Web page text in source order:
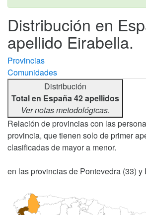
Distribución en
apellido Eirabella.
Provincias
Comunidades
Distribución
Total en España 42 apellidos
Ver notas metodológicas.
Relación de provincias con las
provincia, que tienen solo de primer
clasificadas de mayor a menor.
en las provincias de Pontevedra (33) y